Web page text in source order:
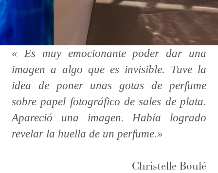
« Es muy emocionante poder dar una
imagen a algo que es invisible. Tuve la
idea de poner unas gotas de perfume
sobre papel fotográfico de sales de plata.
Apareció una imagen. Había logrado
revelar la huella de un perfume.»
Christelle Boulé